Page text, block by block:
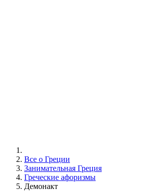
Все о Греции
Занимательная Греция
Греческие афоризмы
Демонакт